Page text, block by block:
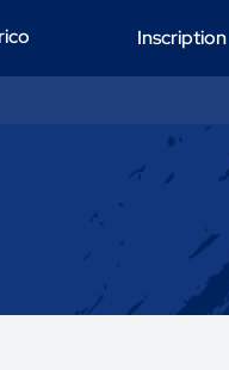
Inscription